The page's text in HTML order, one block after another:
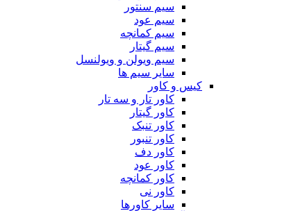
سیم سنتور
سیم عود
سیم کمانچه
سیم گیتار
سیم ویولن و ویولنسل
سایر سیم ها
کیس و کاور
کاور تار و سه تار
کاور گیتار
کاور تنبک
کاور تنبور
کاور دف
کاور عود
کاور کمانچه
کاور نی
سایر کاورها